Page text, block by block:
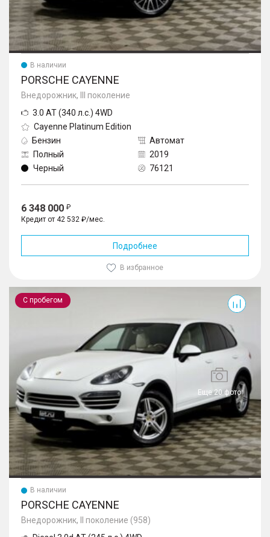
В наличии
PORSCHE CAYENNE
Внедорожник, III поколение
3.0 AT (340 л.с.) 4WD
Cayenne Platinum Edition
Бензин
Автомат
Полный
2019
Черный
76121
6 348 000
Кредит от 42 532 ₽/мес.
Подробнее
В избранное
С пробегом
Еще 20 фото
Cayenne
В наличии
PORSCHE CAYENNE
Внедорожник, II поколение (958)